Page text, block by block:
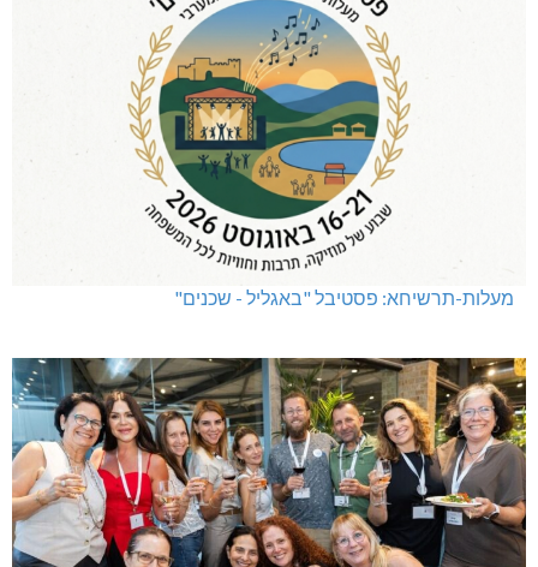
מעלות-תרשיחא: פסטיבל "באגליל - שכנים"